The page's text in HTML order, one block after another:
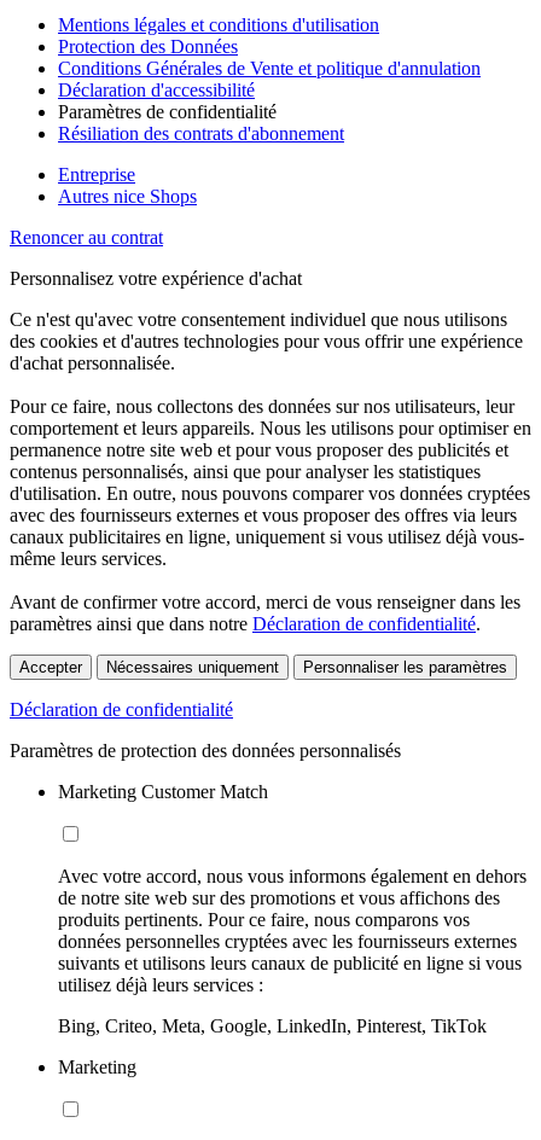
Mentions légales et conditions d'utilisation
Protection des Données
Conditions Générales de Vente et politique d'annulation
Déclaration d'accessibilité
Paramètres de confidentialité
Résiliation des contrats d'abonnement
Entreprise
Autres nice Shops
Renoncer au contrat
Personnalisez votre expérience d'achat
Ce n'est qu'avec votre consentement individuel que nous utilisons
des cookies et d'autres technologies pour vous offrir une expérience
d'achat personnalisée.
Pour ce faire, nous collectons des données sur nos utilisateurs, leur
comportement et leurs appareils. Nous les utilisons pour optimiser en
permanence notre site web et pour vous proposer des publicités et
contenus personnalisés, ainsi que pour analyser les statistiques
d'utilisation. En outre, nous pouvons comparer vos données cryptées
avec des fournisseurs externes et vous proposer des offres via leurs
canaux publicitaires en ligne, uniquement si vous utilisez déjà vous-
même leurs services.
Avant de confirmer votre accord, merci de vous renseigner dans les
paramètres ainsi que dans notre Déclaration de confidentialité.
Accepter Nécessaires uniquement Personnaliser les paramètres
Déclaration de confidentialité
Paramètres de protection des données personnalisés
Marketing Customer Match
Avec votre accord, nous vous informons également en dehors
de notre site web sur des promotions et vous affichons des
produits pertinents. Pour ce faire, nous comparons vos
données personnelles cryptées avec les fournisseurs externes
suivants et utilisons leurs canaux de publicité en ligne si vous
utilisez déjà leurs services :
Bing, Criteo, Meta, Google, LinkedIn, Pinterest, TikTok
Marketing